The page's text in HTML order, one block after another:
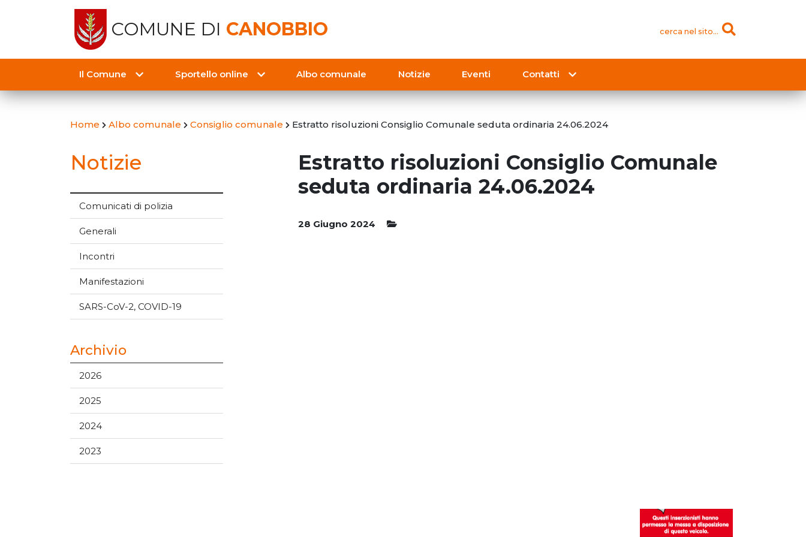
COMUNE DI CANOBBIO cerca nel sito...
Il Comune Sportello online Albo comunale Notizie Eventi Contatti
Home Albo comunale Consiglio comunale Estratto risoluzioni Consiglio Comunale seduta ordinaria 24.06.2024
Notizie
Comunicati di polizia
Generali
Incontri
Manifestazioni
SARS-CoV-2, COVID-19
Archivio
2026
2025
2024
2023
Estratto risoluzioni Consiglio Comunale
seduta ordinaria 24.06.2024
28 Giugno 2024